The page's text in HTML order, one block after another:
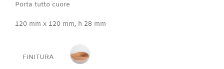
Porta tutto cuore
120 mm x 120 mm, h 28 mm
FINITURA